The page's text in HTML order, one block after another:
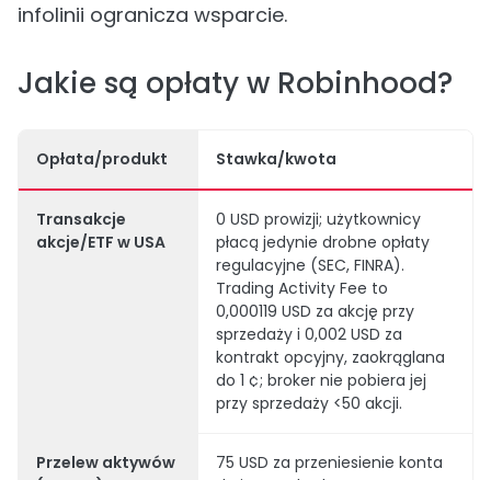
infolinii ogranicza wsparcie.
Jakie są opłaty w Robinhood?
Opłata/produkt Stawka/kwota
Transakcje
akcje/ETF w USA
0 USD prowizji; użytkownicy
płacą jedynie drobne opłaty
regulacyjne (SEC, FINRA).
Trading Activity Fee to
0,000119 USD za akcję przy
sprzedaży i 0,002 USD za
kontrakt opcyjny, zaokrąglana
do 1 ¢; broker nie pobiera jej
przy sprzedaży <50 akcji.
Przelew aktywów
75 USD za przeniesienie konta